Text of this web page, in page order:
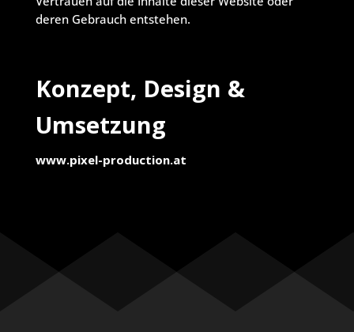
deren Gebrauch entstehen.
Konzept, Design &
Umsetzung
www.pixel-production.at